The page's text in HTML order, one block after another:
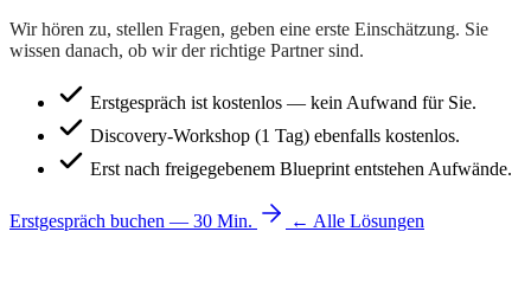
Wir hören zu, stellen Fragen, geben eine erste Einschätzung. Sie
wissen danach, ob wir der richtige Partner sind.
Erstgespräch ist kostenlos — kein Aufwand für Sie.
Discovery-Workshop (1 Tag) ebenfalls kostenlos.
Erst nach freigegebenem Blueprint entstehen Aufwände.
Erstgespräch buchen — 30 Min. ← Alle Lösungen